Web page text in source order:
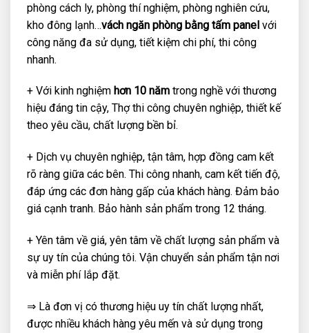
phòng cách ly, phòng thí nghiệm, phòng nghiên cứu,
kho đông lạnh…vách ngăn phòng bằng tấm panel với
công năng đa sử dụng, tiết kiệm chi phí, thi công
nhanh.
+ Với kinh nghiệm hơn 10 năm trong nghề với thương
hiệu đáng tin cậy, Thợ thi công chuyên nghiệp, thiết kế
theo yêu cầu, chất lượng bền bỉ.
+ Dịch vụ chuyên nghiệp, tận tâm, hợp đồng cam kết
rõ ràng giữa các bên. Thi công nhanh, cam kết tiến độ,
đáp ứng các đơn hàng gấp của khách hàng. Đảm bảo
giá cạnh tranh. Bảo hành sản phẩm trong 12 tháng.
+ Yên tâm về giá, yên tâm về chất lượng sản phẩm và
sự uy tín của chúng tôi. Vận chuyển sản phẩm tận nơi
và miễn phí lắp đặt.
⇒ Là đơn vị có thương hiệu uy tín chất lượng nhất,
được nhiều khách hàng yêu mến và sử dụng trong